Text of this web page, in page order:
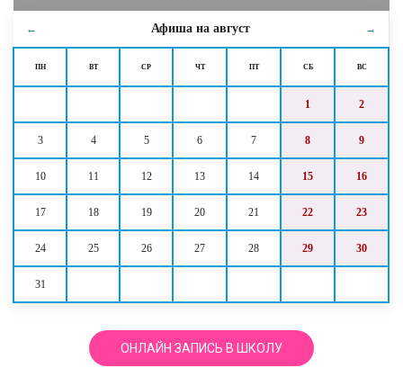
← Афиша на август →
ПН ВТ СР ЧТ ПТ СБ ВС
1 2
3 4 5 6 7 8 9
10 11 12 13 14 15 16
17 18 19 20 21 22 23
24 25 26 27 28 29 30
31
ОНЛАЙН ЗАПИСЬ В ШКОЛУ